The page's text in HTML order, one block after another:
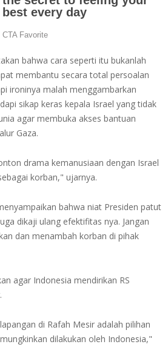
bahwa cara seperti itu bukanlah
membantu secara total persoalan
ironinya malah menggambarkan
sikap keras kepala Israel yang tidak
agar membuka akses bantuan
Gaza.
drama kemanusiaan dengan Israel
korban," ujarnya.
bahwa niat Presiden patut
dikaji ulang efektifitas nya. Jangan
dan menambah korban di pihak
agar Indonesia mendirikan RS
di Rafah Mesir adalah pilihan
dilakukan oleh Indonesia,"